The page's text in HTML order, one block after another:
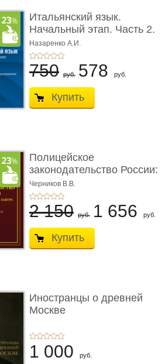
Итальянский язык.
Начальный этап. Часть 2.
Учеб� ...
Назаренко А.И.
750 руб. 578 руб.
Купить
Полицейское
законодательство России:
вчера, с� ...
Черников В.В.
2 150 руб. 1 656 руб.
Купить
Иностранцы о древней
Москве
1 000 руб.